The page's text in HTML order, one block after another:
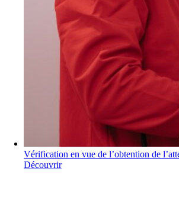
Vérification en vue de l’obtention de
Découvrir